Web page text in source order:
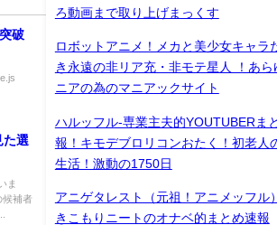
破
た選
ま
補者
ろ動画まで取り上げまっくす
ロボットアニメ！メカと美少女キャラ
き永遠の非リア充・非モテ星人 ！あら
ニアの為のマニアックサイト
ハルッフル-専業主夫的YOUTUBERま
報！キモデブロリコンおたく！初老人
生活！激動の1750日
アニゲタレスト（元祖！アニメッフ
きこもりニートのオナベ的まとめ速報